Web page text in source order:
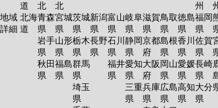
道
北
北
州
地域
詳細
北海
道
青森
県
岩手
県
秋田
県
宮城
県
山形
県
福島
県
茨城
県
栃木
県
群馬
県
埼玉
県
新潟
県
長野
県
富山
県
石川
県
福井
県
岐阜
県
静岡
県
愛知
県
三重
県
滋賀
県
京都
府
大阪
府
兵庫
県
鳥取
県
島根
県
岡山
県
広島
県
徳島
県
香川
県
愛媛
県
高知
県
福岡
県
佐賀
県
長崎
県
大分
県